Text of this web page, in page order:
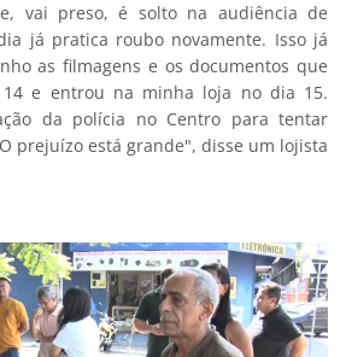
vai preso, é solto na audiência de
já pratica roubo novamente. Isso já
as filmagens e os documentos que
e entrou na minha loja no dia 15.
da polícia no Centro para tentar
prejuízo está grande", disse um lojista